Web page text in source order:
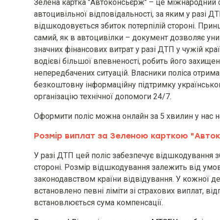
Територія та строк дії
страхування (за наявності)]
Порядок укладення та оплати
відповідальності власників
запису про договір страхування
У разі зміни власника
зберігає чинність до
власника зазначеного ТЗ.
Інформація про МТСБУ
Зелена картка "Автоконсьєрж" – це міжнародний
автоцивільної відповідальності, за яким у разі
відшкодовується збиток потерпілій стороні.
самий, як в автоцивілки – документ дозволяє
значних фінансових витрат у разі ДТП у чужій
водієві більшої впевненості, робить його
непередбачених ситуацій. Власники поліса
безкоштовну інформаційну підтримку
організацію технічної допомоги 24/7.
Оформити поліс можна онлайн за 5 хвилин у нас
Розмір виплат за Зеленою карткою
У разі ДТП цей поліс забезпечує відшкодування
стороні. Розмір відшкодування залежить від
законодавством країни відвідування. У кожної
встановлено певні ліміти зі страхових виплат,
встановлюється сума компенсації.